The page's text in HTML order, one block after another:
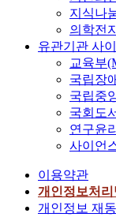
지식나
의학전
유관기관 사
교육부
국립장
국립중
국회도
연구윤
사이언
이용약관
개인정보처리
개인정보 재